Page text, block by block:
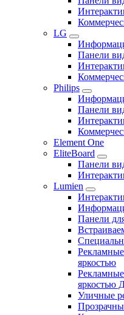
LG
Панели
Philips
Панели
Element One
EliteBoard
Панели
Lumien
Панели
яркостью
яркостью
Уличные